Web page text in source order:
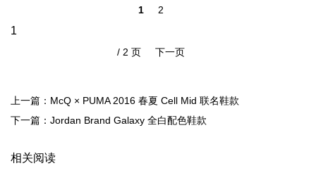
1 2
/ 2 页 下一页
上一篇：McQ × PUMA 2016 春夏 Cell Mid 联名鞋款
下一篇：Jordan Brand Galaxy 全白配色鞋款
相关阅读